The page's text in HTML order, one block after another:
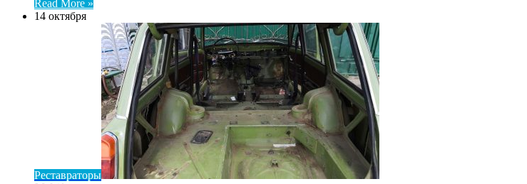
Read More »
14 октября
Реставраторы